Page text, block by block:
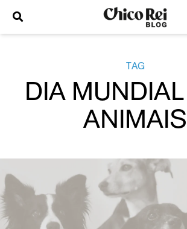
TAG
DIA
ANIMAIS